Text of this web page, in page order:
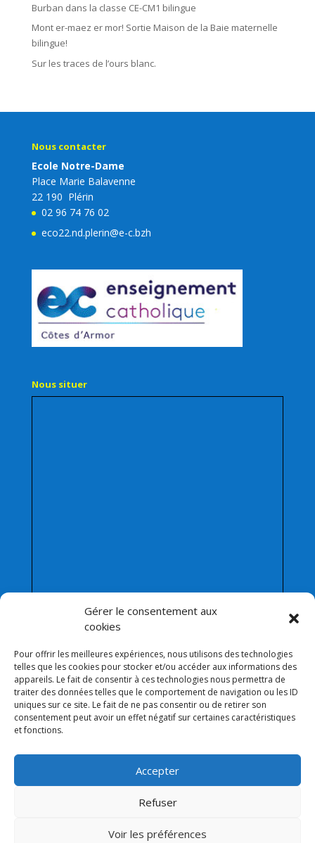
Gérer le consentement aux
cookies
Pour offrir les meilleures expériences, nous utilisons des technologies
telles que les cookies pour stocker et/ou accéder aux informations des
appareils. Le fait de consentir à ces technologies nous permettra de
traiter des données telles que le comportement de navigation ou les ID
uniques sur ce site. Le fait de ne pas consentir ou de retirer son
consentement peut avoir un effet négatif sur certaines caractéristiques
et fonctions.
Accepter
Refuser
Voir les préférences
Burban dans la classe CE-CM1 bilingue
Mont er-maez er mor! Sortie Maison de la Baie maternelle
bilingue!
Sur les traces de l’ours blanc.
Nous contacter
Ecole Notre-Dame
Place Marie Balavenne
22 190 Plérin
02 96 74 76 02
eco22.nd.plerin@e-c.bzh
Nous situer
Afficher une carte plus grande
Liens :
Collège Saint-Pierre Plérin
Direction de L’enseignement
La Mairie de Plérin
Ecole Jean Leuduger Plérin
Facebook de l’Apel Notre-Dame
Mentions légales